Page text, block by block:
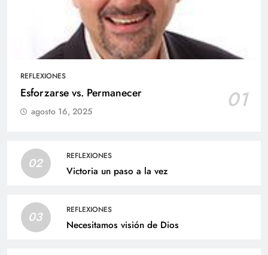
REFLEXIONES
Esforzarse vs. Permanecer 01
agosto 16, 2025
02 REFLEXIONES
Victoria un paso a la vez
03 REFLEXIONES
Necesitamos visión de Dios